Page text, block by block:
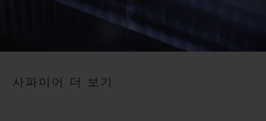
사파이어 더 보기